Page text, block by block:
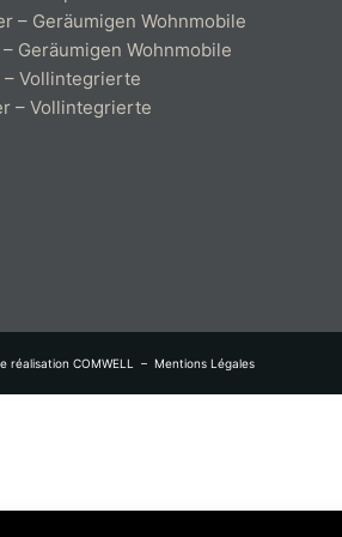
– Geräumigen Wohnmobile
Geräumigen Wohnmobile
Vollintegrierte
– Vollintegrierte
réalisation COMWELL – Mentions Légales